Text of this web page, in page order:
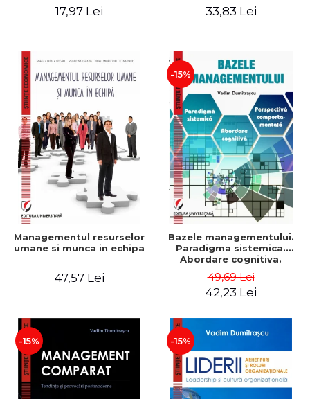
Roxana Carmen Ionescu,
17,97 Lei
Gabriel Nastase, Mihaela-
33,83 Lei
Managementul resurselor
umane si munca in echipa
47,57 Lei
-15%
Bazele managementului.
Paradigma sistemica.
Abordare cognitiva.
comportamentala - Vadim
Dumitrascu
49,69 Lei
42,23 Lei
-15% -15%